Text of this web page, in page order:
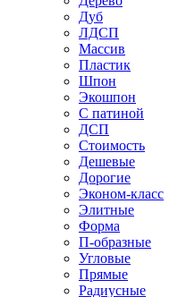
Дуб
ЛДСП
Массив
Пластик
Шпон
Экошпон
С патиной
ДСП
Стоимость
Дешевые
Дорогие
Эконом-класс
Элитные
Форма
П-образные
Угловые
Прямые
Радиусные